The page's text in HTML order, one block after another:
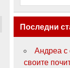
Последни
Андреа
своите